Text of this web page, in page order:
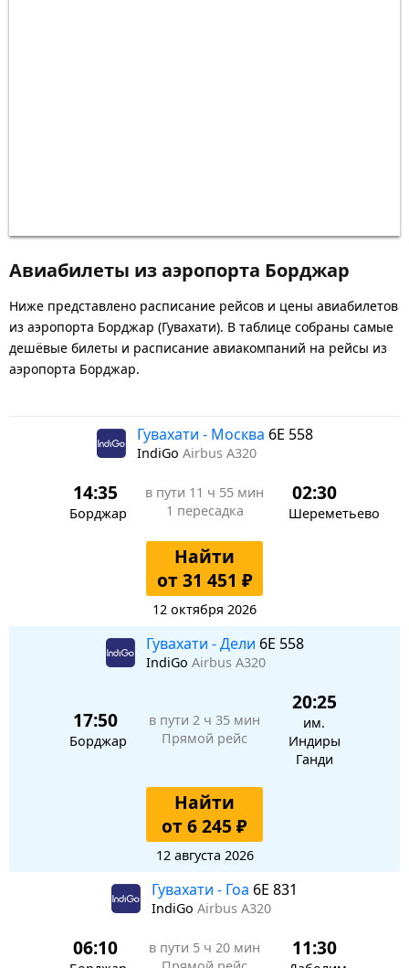
Авиабилеты из аэропорта Борджар
Ниже представлено расписание рейсов и цены авиабилетов
из аэропорта Борджар (Гувахати). В таблице собраны самые
дешёвые билеты и расписание авиакомпаний на рейсы из
аэропорта Борджар.
Гувахати - Москва 6E 558
IndiGo Airbus A320
14:35
Борджар
в пути 11 ч 55 мин
1 пересадка
02:30
Шереметьево
Найти
от 31 451 ₽
12 октября 2026
Гувахати - Дели 6E 558
IndiGo Airbus A320
17:50
Борджар
в пути 2 ч 35 мин
Прямой рейс
20:25
им.
Индиры
Ганди
Найти
от 6 245 ₽
12 августа 2026
Гувахати - Гоа 6E 831
IndiGo Airbus A320
06:10 в пути 5 ч 20 мин
11:30